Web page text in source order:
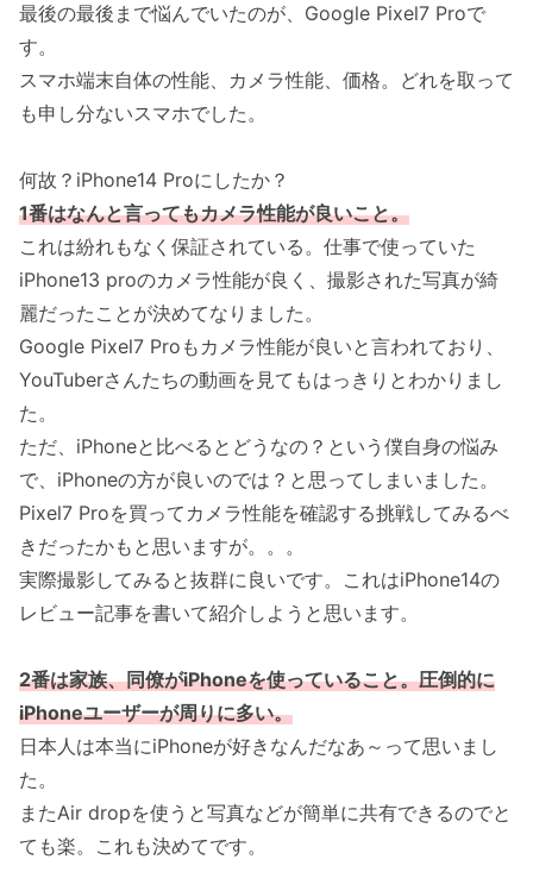
最後の最後まで悩んでいたのが、Google Pixel7 Proで
す。
スマホ端末自体の性能、カメラ性能、価格。どれを取って
も申し分ないスマホでした。
何故？iPhone14 Proにしたか？
1番はなんと言ってもカメラ性能が良いこと。
これは紛れもなく保証されている。仕事で使っていた
iPhone13 proのカメラ性能が良く、撮影された写真が綺
麗だったことが決めてなりました。
Google Pixel7 Proもカメラ性能が良いと言われており、
YouTuberさんたちの動画を見てもはっきりとわかりまし
た。
ただ、iPhoneと比べるとどうなの？という僕自身の悩み
で、iPhoneの方が良いのでは？と思ってしまいました。
Pixel7 Proを買ってカメラ性能を確認する挑戦してみるべ
きだったかもと思いますが。。。
実際撮影してみると抜群に良いです。これはiPhone14の
レビュー記事を書いて紹介しようと思います。
2番は家族、同僚がiPhoneを使っていること。圧倒的に
iPhoneユーザーが周りに多い。
日本人は本当にiPhoneが好きなんだなあ～って思いまし
た。
またAir dropを使うと写真などが簡単に共有できるのでと
ても楽。これも決めてです。